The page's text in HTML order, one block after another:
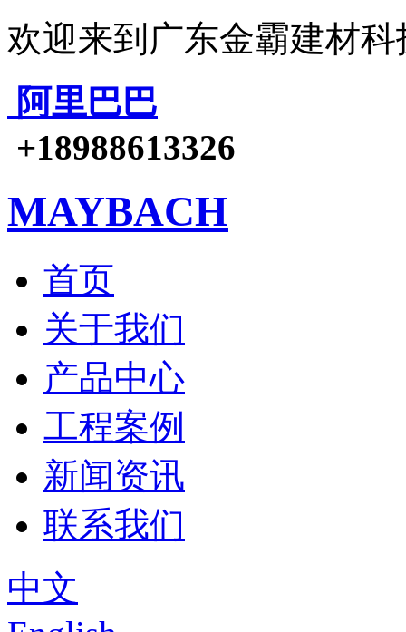
欢迎来到广东金霸建材
阿里巴巴
+18988613326
MAYBACH
首页
关于我们
产品中心
工程案例
新闻资讯
联系我们
中文